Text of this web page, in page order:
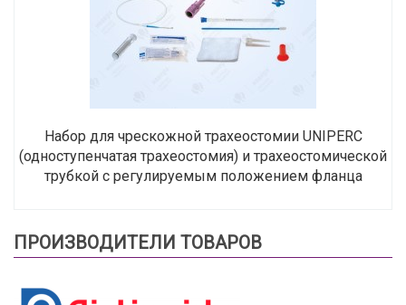
Набор для чрескожной трахеостомии UNIPERC
(одноступенчатая трахеостомия) и трахеостомической
трубкой с регулируемым положением фланца
ПРОИЗВОДИТЕЛИ ТОВАРОВ